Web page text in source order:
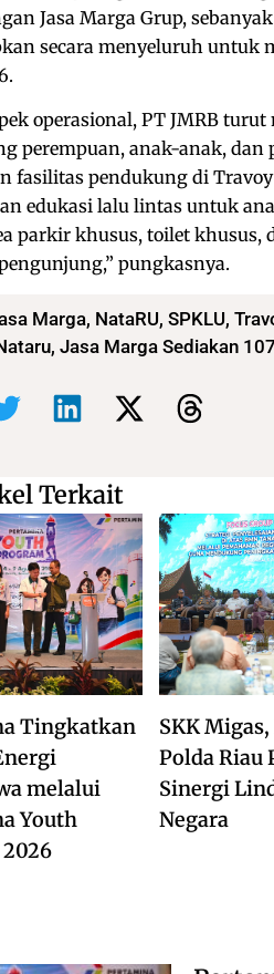
Jasa Marga Grup,
secara menyeluruh untuk
operasional, PT JMRB
perempuan, anak-anak,
fasilitas pendukung di
edukasi lalu lintas untuk
parkir khusus, toilet khusus,
pungkasnya.
Marga, NataRU, SPKLU,
Jasa Marga Sediakan
Tingkatkan
melalui
Youth
SKK
Polda Riau
Sinergi
Negara
Terkait